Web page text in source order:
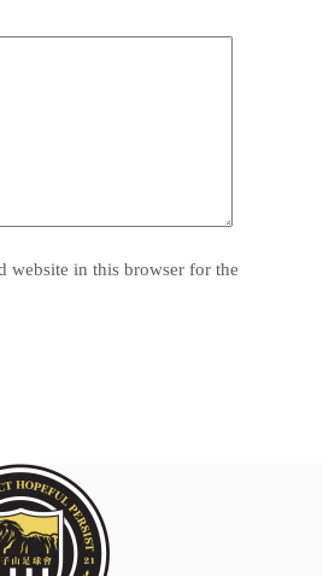
website in this browser for the